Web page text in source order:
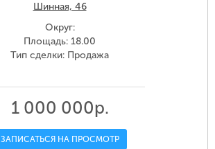
Шинная, 46
Округ:
Площадь: 18.00
Тип сделки: Продажа
1 000 000р.
ЗАПИСАТЬСЯ НА ПРОСМОТР